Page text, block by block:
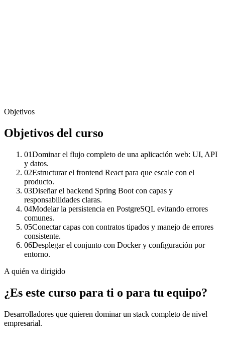
Objetivos
Objetivos del curso
01Dominar el flujo completo de una aplicación web: UI, API
y datos.
02Estructurar el frontend React para que escale con el
producto.
03Diseñar el backend Spring Boot con capas y
responsabilidades claras.
04Modelar la persistencia en PostgreSQL evitando errores
comunes.
05Conectar capas con contratos tipados y manejo de errores
consistente.
06Desplegar el conjunto con Docker y configuración por
entorno.
A quién va dirigido
¿Es este curso para ti o para tu equipo?
Desarrolladores que quieren dominar un stack completo de nivel
empresarial.